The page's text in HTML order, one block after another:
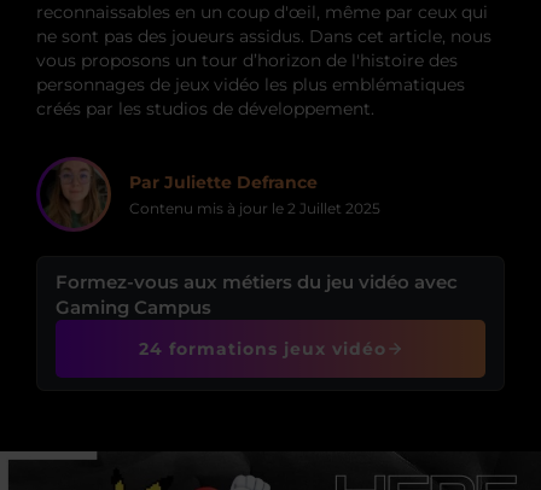
reconnaissables en un coup d'œil, même par ceux qui
ne sont pas des joueurs assidus. Dans cet article, nous
vous proposons un tour d’horizon de l'histoire des
personnages de jeux vidéo les plus emblématiques
créés par les studios de développement.
Par Juliette Defrance
Contenu mis à jour le 2 Juillet 2025
Formez-vous aux métiers du jeu vidéo avec
Gaming Campus
24 formations jeux vidéo